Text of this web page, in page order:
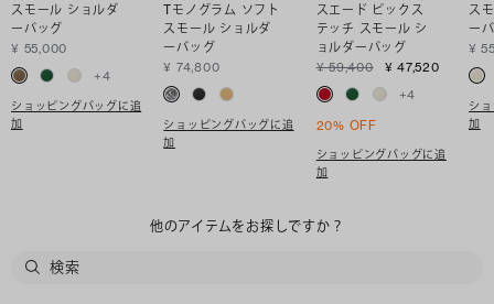
スモール ショルダ
ーバッグ
¥ 55,000
+4
ショッピングバッグに追
加
Tモノグラム ソフト
スモール ショルダ
ーバッグ
¥ 74,800
ショッピングバッグに追
加
スエード ピックス
テッチ スモール シ
ョルダーバッグ
¥ 59,400
¥ 47,520
+4
20% OFF
ショッピングバッグに追
加
ス
ー
¥
シ
加
他のアイテムをお探しですか？